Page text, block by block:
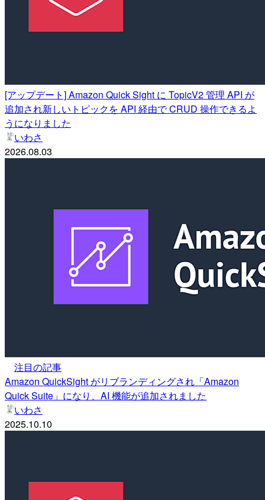
[アップデート] Amazon Quick Sight に TopicV2 管理 API が
追加され新しいトピックを API 経由で CRUD 操作できるよ
うになりました
いわさ
2026.08.03
注目の記事
Amazon QuickSight がリブランディングされ「Amazon
Quick Suite」になり、AI 機能が追加されました
いわさ
2025.10.10